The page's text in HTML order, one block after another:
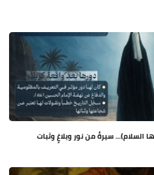
السلام)... سيرةٌ من نور وبلاغٍ وثبات